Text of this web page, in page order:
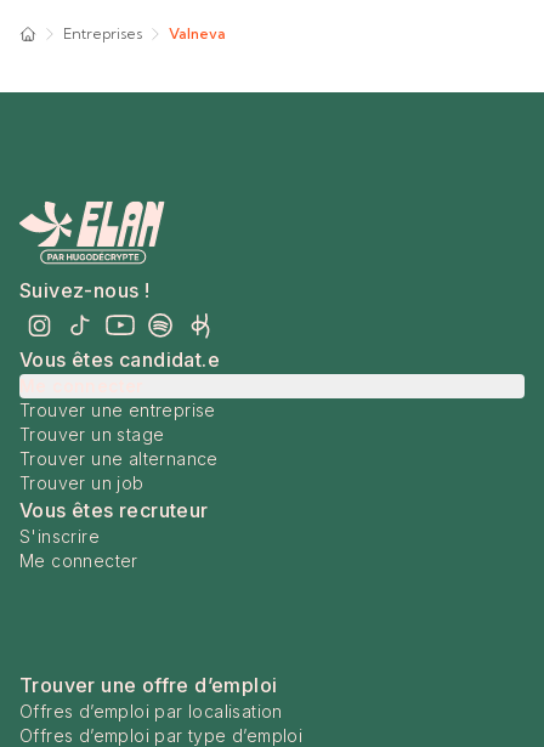
Entreprises Valneva
Suivez-nous !
Vous êtes candidat.e
Trouver une entreprise
Trouver un stage
Trouver une alternance
Trouver un job
Vous êtes recruteur
S'inscrire
Me connecter
Trouver une offre d’emploi
Offres d’emploi par localisation
Offres d’emploi par type d’emploi